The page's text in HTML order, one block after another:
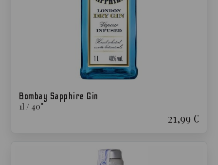
Bombay Sapphire Gin
1l / 40°
21,99 €